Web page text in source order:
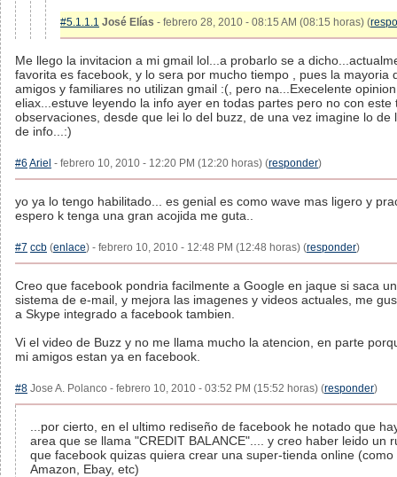
#5.1.1.1 José Elías - febrero 28, 2010 - 08:15 AM (08:15 horas) (
Me llego la invitacion a mi gmail lol...a probarlo se a
favorita es facebook, y lo sera por mucho tiempo , pues la mayoria
amigos y familiares no utilizan gmail :(, pero na...Execelente opinion
eliax...estuve leyendo la info ayer en todas partes pero no con este
observaciones, desde que lei lo del buzz, de una vez imagine lo de
de info...:)
#6 Ariel - febrero 10, 2010 - 12:20 PM (12:20 horas) (responder)
yo ya lo tengo habilitado... es genial es como wave mas ligero y
espero k tenga una gran acojida me guta..
#7 ccb (enlace) - febrero 10, 2010 - 12:48 PM (12:48 horas) (responder)
Creo que facebook pondria facilmente a Google en jaque si saca un
sistema de e-mail, y mejora las imagenes y videos actuales, me
a Skype integrado a facebook tambien.
Vi el video de Buzz y no me llama mucho la atencion, en parte
mi amigos estan ya en facebook.
#8 Jose A. Polanco - febrero 10, 2010 - 03:52 PM (15:52 horas) (responder)
...por cierto, en el ultimo rediseño de facebook he notado que
area que se llama "CREDIT BALANCE".... y creo haber leido un
que facebook quizas quiera crear una super-tienda online (como
Amazon, Ebay, etc)